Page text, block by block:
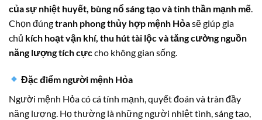
của sự nhiệt huyết, bùng nổ sáng tạo và tinh thần mạnh mẽ
Chọn đúngtranh phong thủy hợp mệnh Hỏasẽ giúp gia
chủ kích hoạt vận khí, thu hút tài lộc và tăng cường nguồn
năng lượng tích cựccho không gian sống.
Đặc điểm người mệnh Hỏa
Người mệnh Hỏa có cá tính mạnh, quyết đoán và tràn đầy
năng lượng. Họ thường là những người nhiệt tình, sáng tạo,